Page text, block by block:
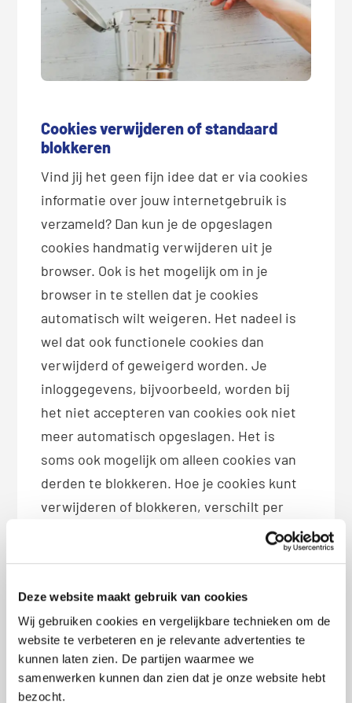
Deze website maakt gebruik van cookies
Wij gebruiken cookies en vergelijkbare technieken om de
website te verbeteren en je relevante advertenties te
kunnen laten zien. De partijen waarmee we
samenwerken kunnen dan zien dat je onze website hebt
bezocht.
Cookies verwijderen of standaard
blokkeren
Vind jij het geen fijn idee dat er via cookies
informatie over jouw internetgebruik is
verzameld? Dan kun je de opgeslagen
cookies handmatig verwijderen uit je
browser. Ook is het mogelijk om in je
browser in te stellen dat je cookies
automatisch wilt weigeren. Het nadeel is
wel dat ook functionele cookies dan
verwijderd of geweigerd worden. Je
inloggegevens, bijvoorbeeld, worden bij
het niet accepteren van cookies ook niet
meer automatisch opgeslagen. Het is
soms ook mogelijk om alleen cookies van
derden te blokkeren. Hoe je cookies kunt
verwijderen of blokkeren, verschilt per
Safari
Firefox
Internet Explorer
Je kunt er ook voor kiezen de